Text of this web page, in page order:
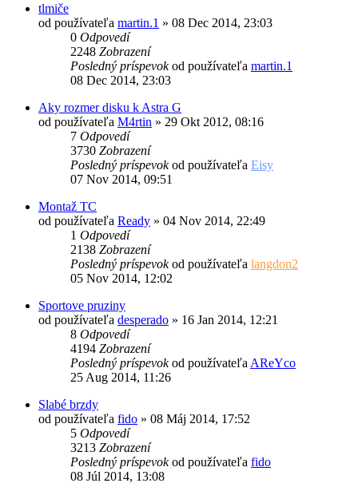
tlmiče
od používateľa martin.1 » 08 Dec 2014, 23:03
0 Odpovedí
2248 Zobrazení
Posledný príspevokod používateľa martin.1
08 Dec 2014, 23:03
Aky rozmer disku k Astra G
od používateľa M4rtin » 29 Okt 2012, 08:16
7 Odpovedí
3730 Zobrazení
Posledný príspevokod používateľa Eisy
07 Nov 2014, 09:51
Montaž TC
od používateľa Ready » 04 Nov 2014, 22:49
1 Odpovedí
2138 Zobrazení
Posledný príspevokod používateľa langdon2
05 Nov 2014, 12:02
Sportove pruziny
od používateľa desperado » 16 Jan 2014, 12:21
8 Odpovedí
4194 Zobrazení
Posledný príspevokod používateľa AReYco
25 Aug 2014, 11:26
Slabé brzdy
od používateľa fido » 08 Máj 2014, 17:52
5 Odpovedí
3213 Zobrazení
Posledný príspevokod používateľa fido
08 Júl 2014, 13:08